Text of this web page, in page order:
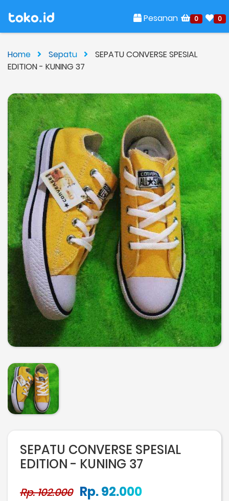
Pesanan 0 0
Home Sepatu
SEPATU CONVERSE SPESIAL
EDITION - KUNING 37
SEPATU CONVERSE SPESIAL
EDITION - KUNING 37
Rp. 102.000 Rp. 92.000